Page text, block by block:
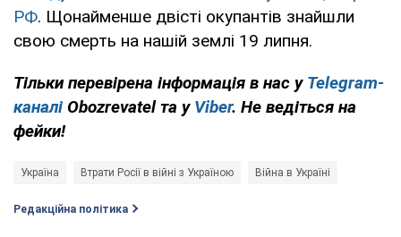
РФ. Щонайменше двісті окупантів знайшли
свою смерть на нашій землі 19 липня.
Тільки перевірена інформація в нас у Telegram-
каналі Obozrevatel та у Viber. Не ведіться на
фейки!
Україна Втрати Росії в війні з Україною Війна в Україні
Редакційна політика